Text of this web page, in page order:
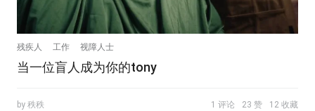
残疾人 工作 视障人士
当一位盲人成为你的tony
by 秩秩 1 评论 23 赞 12 收藏